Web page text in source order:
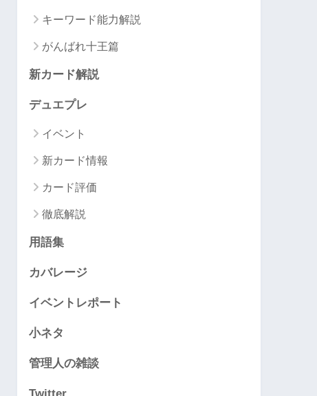
キーワード能力解説
がんばれ十王篇
新カード解説
デュエプレ
イベント
新カード情報
カード評価
徹底解説
用語集
カバレージ
イベントレポート
小ネタ
管理人の雑談